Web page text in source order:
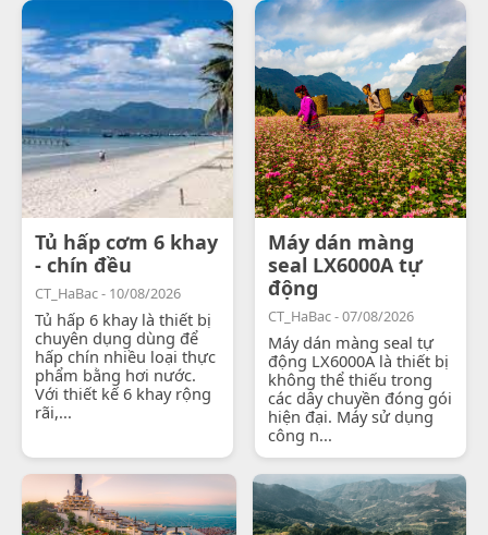
Tủ hấp cơm 6 khay
- chín đều
CT_HaBac - 10/08/2026
Tủ hấp 6 khay là thiết bị
chuyên dụng dùng để
hấp chín nhiều loại thực
phẩm bằng hơi nước.
Với thiết kế 6 khay rộng
rãi,...
Máy dán màng
seal LX6000A tự
động
CT_HaBac - 07/08/2026
Máy dán màng seal tự
động LX6000A là thiết bị
không thể thiếu trong
các dây chuyền đóng gói
hiện đại. Máy sử dụng
công n...